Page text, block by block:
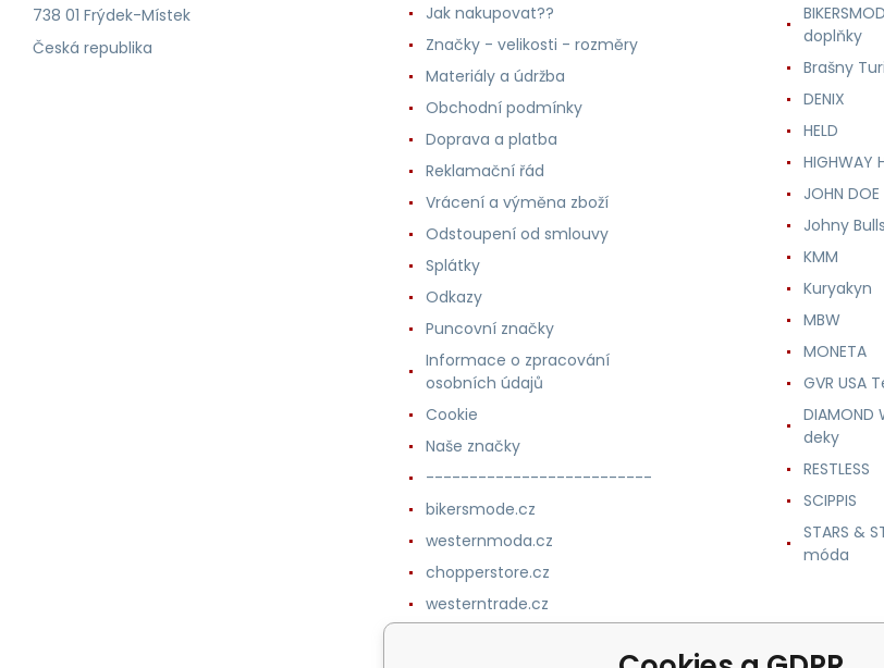
738 01 Frýdek-Místek
Česká republika
Jak nakupovat??
Značky - velikosti - rozměry
Materiály a údržba
Obchodní podmínky
Doprava a platba
Reklamační řád
Vrácení a výměna zboží
Odstoupení od smlouvy
Splátky
Odkazy
Puncovní značky
Informace o zpracování
osobních údajů
Cookie
Naše značky
--------------------------
bikersmode.cz
westernmoda.cz
chopperstore.cz
westerntrade.cz
doplňky
Brašny
DENIX
HELD
HIGHWAY
JOHN DOE
Johny Bulls
KMM
Kuryakyn
MBW
MONETA
GVR USA
DIAMOND
deky
RESTLESS
SCIPPIS
STARS &
móda